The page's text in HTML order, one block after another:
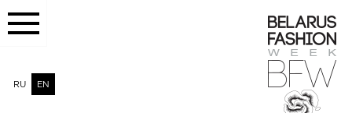
RU EN